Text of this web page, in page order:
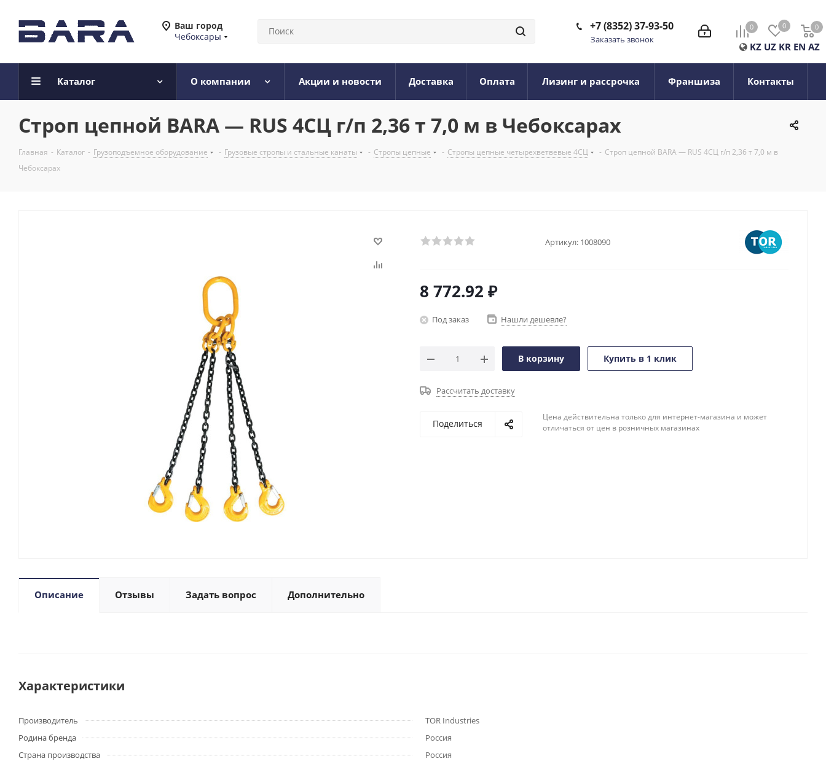
Ваш город
Чебоксары
0 0 0
0
KZ UZ KR EN AZ
+7 (8352) 37-93-50
Заказать звонок
Каталог О компании Акции и новости Доставка Оплата Лизинг и рассрочка Франшиза Контакты
Строп цепной BARA — RUS 4СЦ г/п 2,36 т 7,0 м в Чебоксарах
Главная - Каталог - Грузоподъемное оборудование - Грузовые стропы и стальные канаты - Стропы цепные - Стропы цепные четырехветвевые 4СЦ - Строп цепной BARA — RUS 4СЦ г/п 2,36 т 7,0 м в
Чебоксарах
Артикул: 1008090
8 772.92 ₽
Под заказ Нашли дешевле?
В корзину Купить в 1 клик
Рассчитать доставку
Поделиться
Цена действительна только для интернет-магазина и может
отличаться от цен в розничных магазинах
Описание Отзывы Задать вопрос Дополнительно
Характеристики
Производитель
TOR Industries
Родина бренда
Россия
Страна производства
Россия